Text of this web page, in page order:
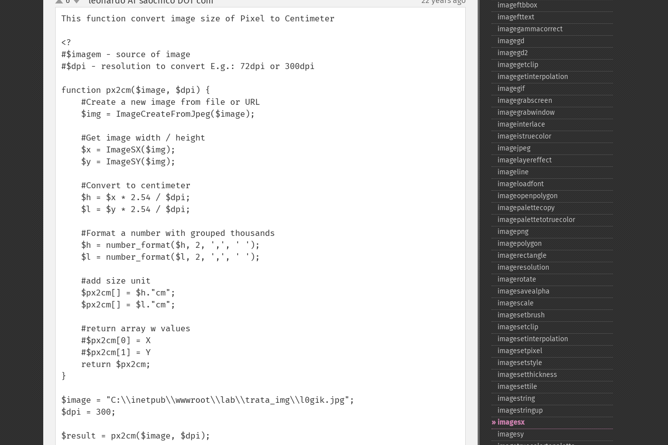
up
down
This function convert image size of Pixel to Centimeter
<?
#$imagem - source of image
#$dpi - resolution to convert E.g.: 72dpi or 300dpi
function px2cm($image, $dpi) {
}
$image = "C:\\inetpub\\wwwroot\\lab\\trata_img\\l0gik.jpg";
$dpi = 300;
$result = px2cm($image, $dpi);
imageftbbox
imagefttext
imagegammacorrect
imagegd
imagegd2
imagegetclip
imagegetinterpolation
imagegif
imagegrabscreen
imagegrabwindow
imageinterlace
imageistruecolor
imagejpeg
imagelayereffect
imageline
imageloadfont
imageopenpolygon
imagepalettecopy
imagepalettetotruecolor
imagepng
imagepolygon
imagerectangle
imageresolution
imagerotate
imagesavealpha
imagescale
imagesetbrush
imagesetclip
imagesetinterpolation
imagesetpixel
imagesetstyle
imagesetthickness
imagesettile
imagestring
imagestringup
imagesx
imagesy